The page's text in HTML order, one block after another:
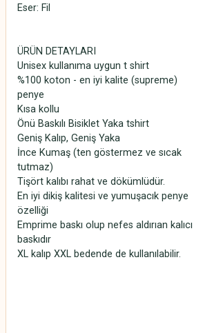
Eser: Fil
ÜRÜN DETAYLARI
Unisex kullanıma uygun t shirt
%100 koton - en iyi kalite (supreme)
penye
Kısa kollu
Önü Baskılı Bisiklet Yaka tshirt
Geniş Kalıp, Geniş Yaka
İnce Kumaş (ten göstermez ve sıcak
tutmaz)
Tişört kalıbı rahat ve dökümlüdür.
En iyi dikiş kalitesi ve yumuşacık penye
özelliği
Emprime baskı olup nefes aldırıan kalıcı
baskıdır
XL kalıp XXL bedende de kullanılabilir.